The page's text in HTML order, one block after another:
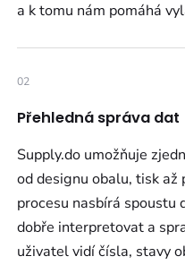
a k tomu nám pomáhá
02
Přehledná správa dat
Supply.do umožňuje
od designu obalu, tisk
procesu nasbírá spoustu
dobře interpretovat a
uživatel vidí čísla, stavy